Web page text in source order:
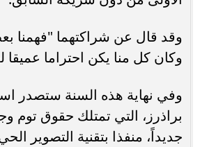
وقد قال عن شراكتهما "فهمنا
وكان كل منا يكن احتراما عميقا
وفي نهاية هذه السنة ستصدر
براذرز، التي تمتلك حقوق توم
جديداً، منفذا بتقنية التصوير